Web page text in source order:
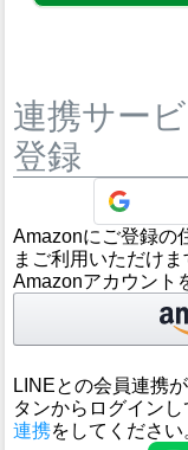
連携サー
登録
Amazonにご登録の
まご利用いただけま
Amazonアカウント
LINEとの会員連携
タンからログインし
連携をしてください